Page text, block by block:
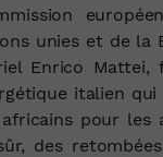
unies et de la
Enrico
italien
pour les
des